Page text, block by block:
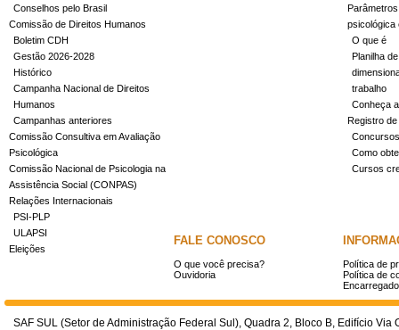
Conselhos pelo Brasil
Comissão de Direitos Humanos
Boletim CDH
Gestão 2026-2028
Histórico
Campanha Nacional de Direitos
Humanos
Campanhas anteriores
Comissão Consultiva em Avaliação
Psicológica
Comissão Nacional de Psicologia na
Assistência Social (CONPAS)
Relações Internacionais
PSI-PLP
ULAPSI
Eleições
psicológica
O que é
Planilha
trabalho
Conheça
Registro
Concursos
Como
Cursos
FALE CONOSCO
O que você precisa?
Ouvidoria
Política de
Política de
SAF SUL (Setor de Administração Federal Sul), Quadra 2, Bloco B, Edifício